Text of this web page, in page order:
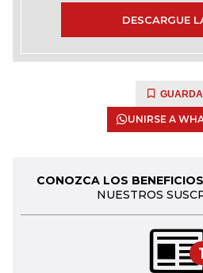
DESCARGUE
UNIRSE A
CONOZCA LOS
NUESTROS